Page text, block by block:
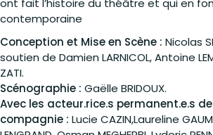
ont fait l’histoire du théâtre et qui en
contemporaine
Conception et Mise en Scène : Nicolas
soutien de Damien LARNICOL, Antoine
ZATI.
Scénographie : Gaëlle BRIDOUX.
Avec les acteur.rice.s permanent.e.s de
compagnie : Lucie CAZIN,Laureline